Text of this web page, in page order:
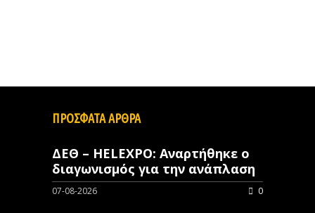
ΠΡΟΣΦΑΤΑ ΑΡΘΡΑ
ΔΕΘ – HELEXPO: Αναρτήθηκε ο
διαγωνισμός για την ανάπλαση
07-08-2026 0